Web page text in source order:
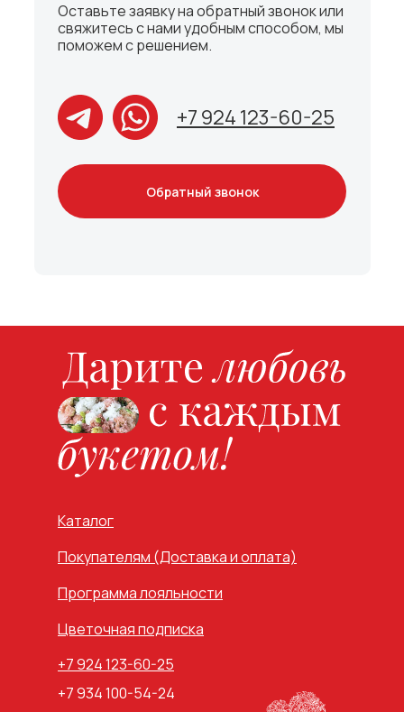
Оставьте заявку на обратный звонок или
свяжитесь с нами удобным способом, мы
поможем с решением.
+7 924 123-60-25
Обратный звонок
Каталог
Покупателям (Доставка и оплата)
Программа лояльности
Цветочная подписка
+7 924 123-60-25
+7 934 100-54-24